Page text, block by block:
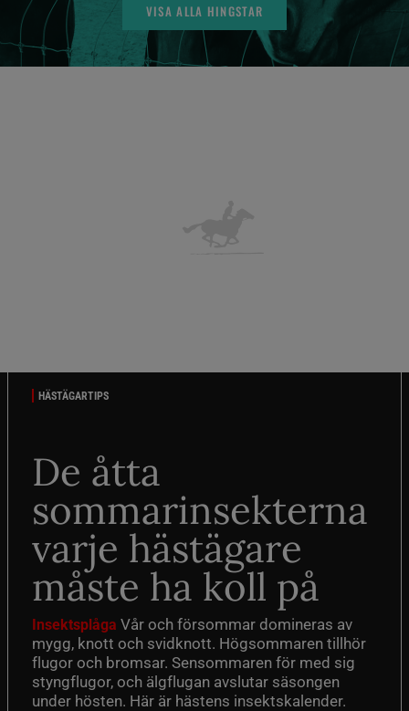
VISA ALLA HINGSTAR
HÄSTÄGARTIPS
De åtta
sommarinsekterna
varje hästägare
måste ha koll på
Insektsplåga Vår och försommar domineras av
mygg, knott och svidknott. Högsommaren tillhör
flugor och bromsar. Sensommaren för med sig
styngflugor, och älgflugan avslutar säsongen
under hösten. Här är hästens insektskalender.